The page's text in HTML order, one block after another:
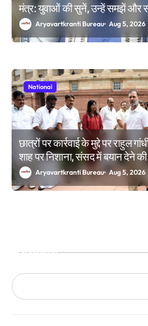
मंत्र: युवाओं की सुनें, उन्हें समझें और
समय देंAryavartkranti Bureau Aug 5, 2026
National
छात्रों पर कार्रवाई के मुद्दे पर राहुल
शाह पर निशाना, संसद में बयान देने की
Aryavartkranti Bureau Aug 5, 2026
Search